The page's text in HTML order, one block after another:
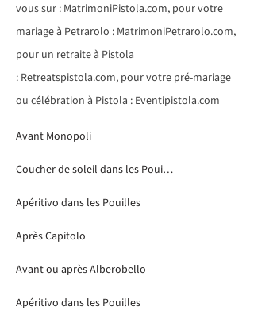
vous sur :MatrimoniPistola.com, pour votre
mariage à Petrarolo :MatrimoniPetrarolo.com,
pour un retraite à Pistola
:Retreatspistola.com, pour votre pré-mariage
ou célébration à Pistola :Eventipistola.com
Avant Monopoli
Coucher de soleil dans les Pouilles
Apéritivo dans les Pouilles
Après Capitolo
Avant ou après Alberobello
Apéritivo dans les Pouilles